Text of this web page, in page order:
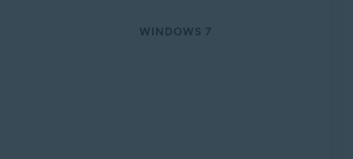
WINDOWS 7